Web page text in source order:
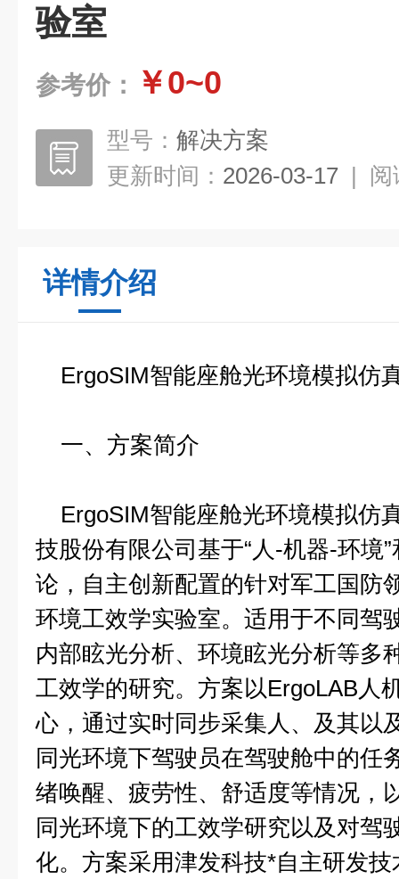
验室
参考价： ￥0~0
型号： 解决方案
更新时间： 2026-03-17 | 阅
详情介绍
ErgoSIM智能座舱光环境模拟仿
一、方案简介
ErgoSIM智能座舱光环境模拟仿
技股份有限公司基于“人-机器-环境
论，自主创新配置的针对军工国防
环境工效学实验室。适用于不同驾
内部眩光分析、环境眩光分析等多
工效学的研究。方案以ErgoLAB人
心，通过实时同步采集人、及其以
同光环境下驾驶员在驾驶舱中的任
绪唤醒、疲劳性、舒适度等情况，
同光环境下的工效学研究以及对驾
化。方案采用津发科技*自主研发